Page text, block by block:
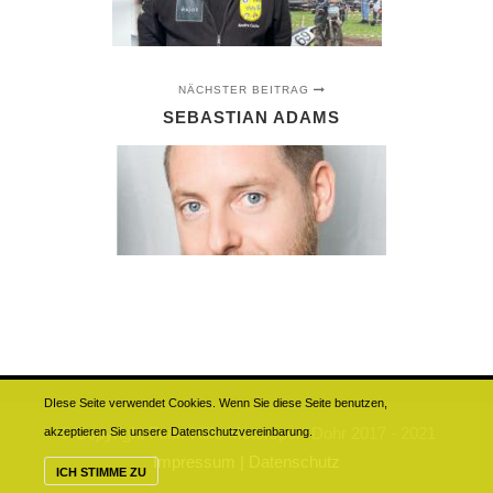
NÄCHSTER BEITRAG
SEBASTIAN ADAMS
© Copyright Funk-Hilfe-Motorsport-Dohr 2017 - 2021
Impressum |
DIese Seite verwendet Cookies. Wenn Sie diese Seite benutzen,
akzeptieren Sie unsere Datenschutzvereinbarung.
ICH STIMME ZU